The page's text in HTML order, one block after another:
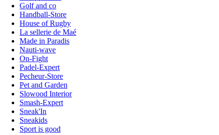
Golf and co
Handball-Store
House of Rugby
La sellerie de Maé
Made in Paradis
Nauti-wave
On-Fight
Padel-Expert
Pecheur-Store
Pet and Garden
Slowood Interior
Smash-Expert
Sneak'In
Sneakids
Sport is good